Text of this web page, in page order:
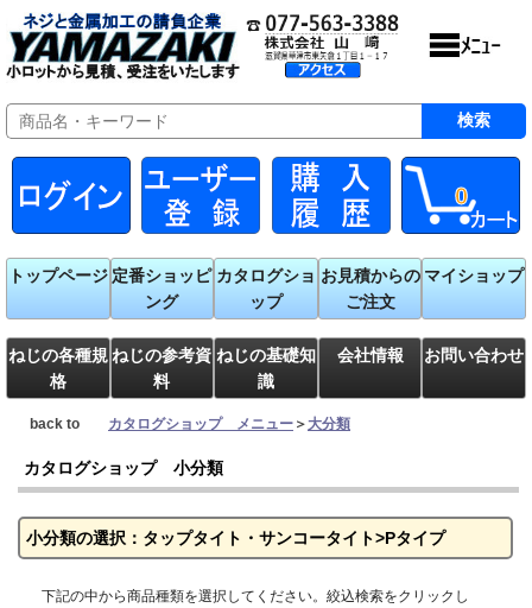
0
トップページ 定番ショッピ
ング
カタログショ
ップ
お見積からの
ご注文
マイショップ
ねじの各種規
格
ねじの参考資
料
ねじの基礎知
識
会社情報 お問い合わせ
back to カタログショップ メニュー ＞大分類
カタログショップ 小分類
小分類の選択：タップタイト・サンコータイト>Pタイプ
下記の中から商品種類を選択してください。絞込検索をクリックし